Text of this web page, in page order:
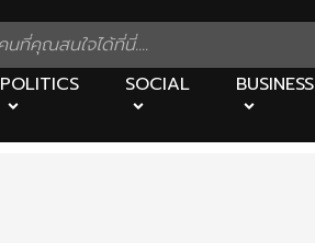
POLITICS SOCIAL BUSINESS